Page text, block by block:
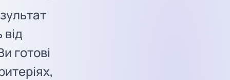
готові